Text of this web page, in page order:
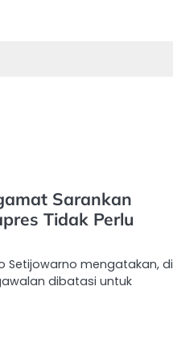
Sarankan
Tidak Perlu
Setijowarno mengatakan, di
dibatasi untuk